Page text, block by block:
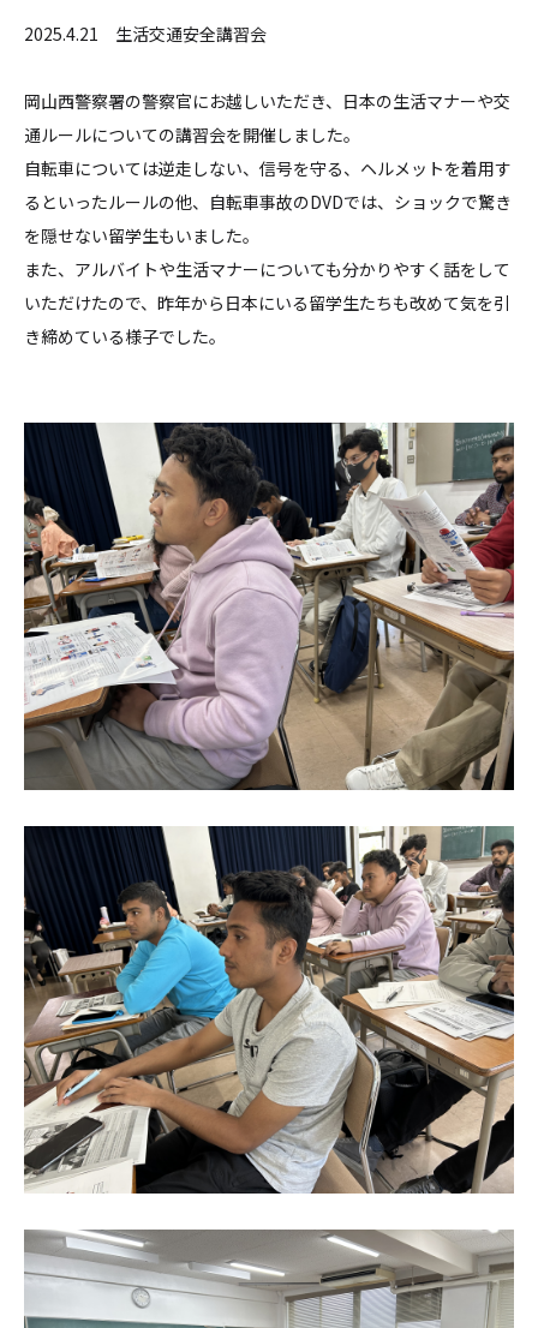
2025.4.21 生活交通安全講習会
岡山西警察署の警察官にお越しいただき、日本の生活マナーや交
通ルールについての講習会を開催しました。
自転車については逆走しない、信号を守る、ヘルメットを着用す
るといったルールの他、自転車事故のDVDでは、ショックで驚き
を隠せない留学生もいました。
また、アルバイトや生活マナーについても分かりやすく話をして
いただけたので、昨年から日本にいる留学生たちも改めて気を引
き締めている様子でした。